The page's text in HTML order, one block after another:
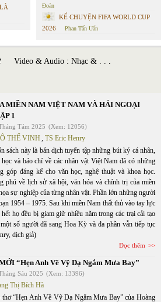
Đoàn
KỂ CHUYỆN FIFA WORLD CUP
2026
Phan Tấn Uẩn
Video & Audio : Nhạc & . . .
MIỀN NAM VIỆT NAM VÀ HẢI NGOẠI
1
Tám 2025 (Xem: 12056)
THẾ VINH, TS Eric Henry
sách này là bản dịch tuyển tập những bút ký cá nhân,
học và báo chí về các nhân vật Việt Nam đã có những
góp đáng kể cho văn học, nghệ thuật và khoa học.
phú về lịch sử xã hội, văn hóa và chính trị của miền
sự nghiệp của từng nhân vật. Phần lớn những người
1954 – 1975. Sau khi miền Nam thất thủ vào tay lực
họ đều bị giam giữ nhiều năm trong các trại cải tạo
số người đã sang Hoa Kỳ và đa phần vẫn tiếp tục
dịch giả)
Đọc thêm
“Hẹn Anh Về Vỹ Dạ Ngắm Mưa Bay”
Sáu 2025 (Xem: 13396)
Thị Bích Hà
thơ “Hẹn Anh Về Vỹ Dạ Ngắm Mưa Bay” của Hoàng